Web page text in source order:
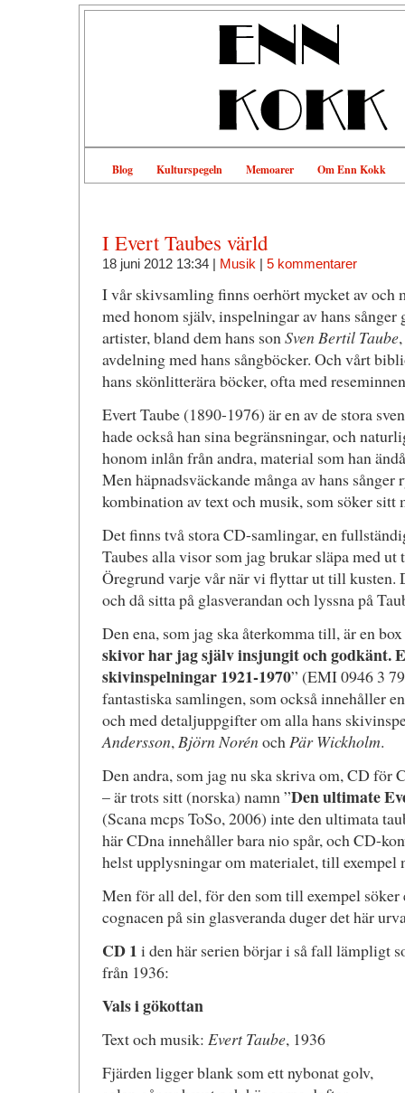
Blog Kulturspegeln Memoarer Om Enn Kokk
I Evert Taubes värld
18 juni 2012 13:34 | Musik | 5 kommentarer
I vår skivsamling finns oerhört mycket av och
med honom själv, inspelningar av hans sånger
artister, bland dem hans sonSven Bertil Taube
avdelning med hans sångböcker. Och vårt
hans skönlitterära böcker, ofta med
Evert Taube (1890-1976) är en av de stora
hade också han sina begränsningar, och
honom inlån från andra, material som han
Men häpnadsväckande många av hans sånger
kombination av text och musik, som söker sitt
Det finns två stora CD-samlingar, en
Taubes alla visor som jag brukar släpa med
Öregrund varje vår när vi flyttar ut till kusten.
och då sitta på glasverandan och lyssna på
Den ena, som jag ska återkomma till, är en
skivor har jag själv insjungit och godkänt.
skivinspelningar 1921-1970” (EMI 0946 3
fantastiska samlingen, som också innehåller
och med detaljuppgifter om alla hans
Andersson,Björn NorénochPär Wickholm.
Den andra, som jag nu ska skriva om, CD för
– är trots sitt (norska) namn ”Den ultimate
(Scana mcps ToSo, 2006) inte den ultimata
här CDna innehåller bara nio spår, och CD-
helst upplysningar om materialet, till exempel
Men för all del, för den som till exempel
cognacen på sin glasveranda duger det här
CD 1 i den här serien börjar i så fall lämpligt
från 1936:
Vals i gökottan
Text och musik: Evert Taube, 1936
Fjärden ligger blank som ett nybonat golv,